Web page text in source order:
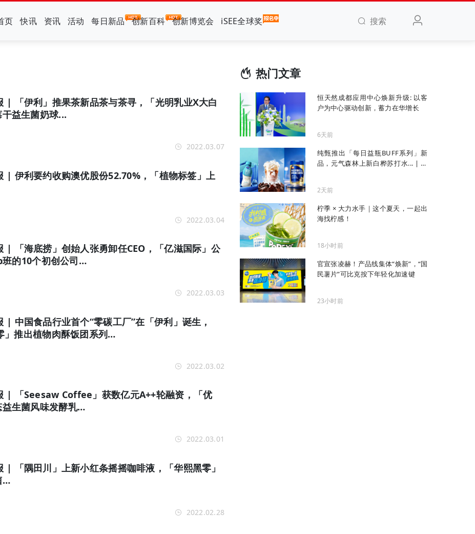
页 快讯 资讯 活动 每日新品 创新百科 创新博览会 iSEE全球奖 搜索
| 「伊利」推果茶新品茶与茶寻，「光明乳业X大白
益生菌奶球...
2022.03.07
| 伊利要约收购澳优股份52.70%，「植物标签」上
2022.03.04
| 「海底捞」创始人张勇卸任CEO，「亿滋国际」公
的10个初创公司…
2022.03.03
中国食品行业首个“零碳工厂”在「伊利」诞生，
」推出植物肉酥饭团系列…
2022.03.02
| 「Seesaw Coffee」获数亿元A++轮融资，「优
生菌风味发酵乳…
2022.03.01
「隅田川」上新小红条摇摇咖啡液，「华熙黑零」
…
2022.02.28
热门文章
恒天然成都应用中心焕新升级: 以客
户为中心驱动创新，蓄力在华增长
6天前
纯甄推出「每日益瓶BUFF系列」新
品，元气森林上新白桦苏打水... | 一
2天前
柠季 × 大力水手｜这个夏天，一起出
海找柠感！
18小时前
官宣张凌赫！产品线集体“焕新”，“国
民薯片”可比克按下年轻化加速键
23小时前